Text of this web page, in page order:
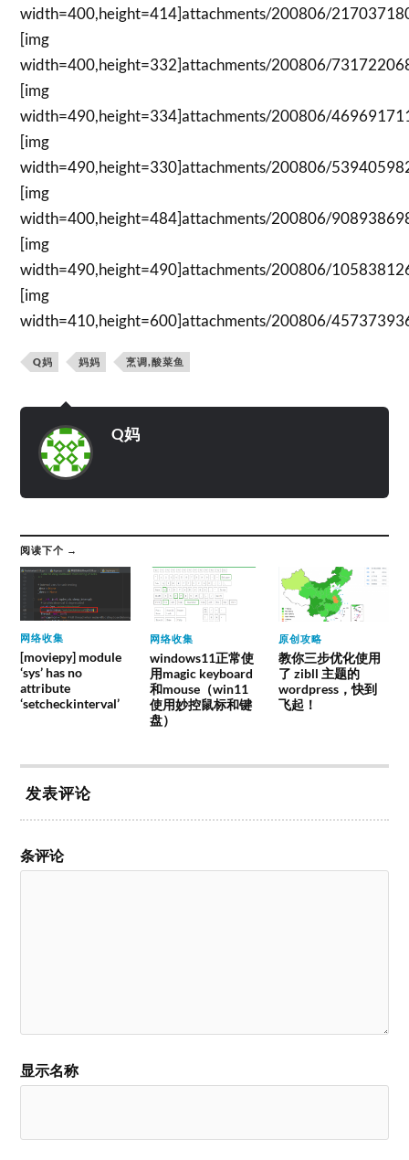
width=400,height=414]attachments/200806/
[img
width=400,height=332]attachments/200806/
[img
width=490,height=334]attachments/200806/
[img
width=490,height=330]attachments/200806/
[img
width=400,height=484]attachments/200806/
[img
width=490,height=490]attachments/200806/
[img
width=410,height=600]attachments/200806/
Q妈 妈妈 烹调,酸菜鱼
Q妈
阅读下个 →
网络收集
[moviepy] module
‘sys’ has no
attribute
‘setcheckinterval’
网络收集
windows11正常使
用magic keyboard
和mouse（win11
使用妙控鼠标和键
盘）
原创攻略
教你三步优化使用
了 zibll 主题的
wordpress，快到
飞起！
发表评论
条评论
显示名称